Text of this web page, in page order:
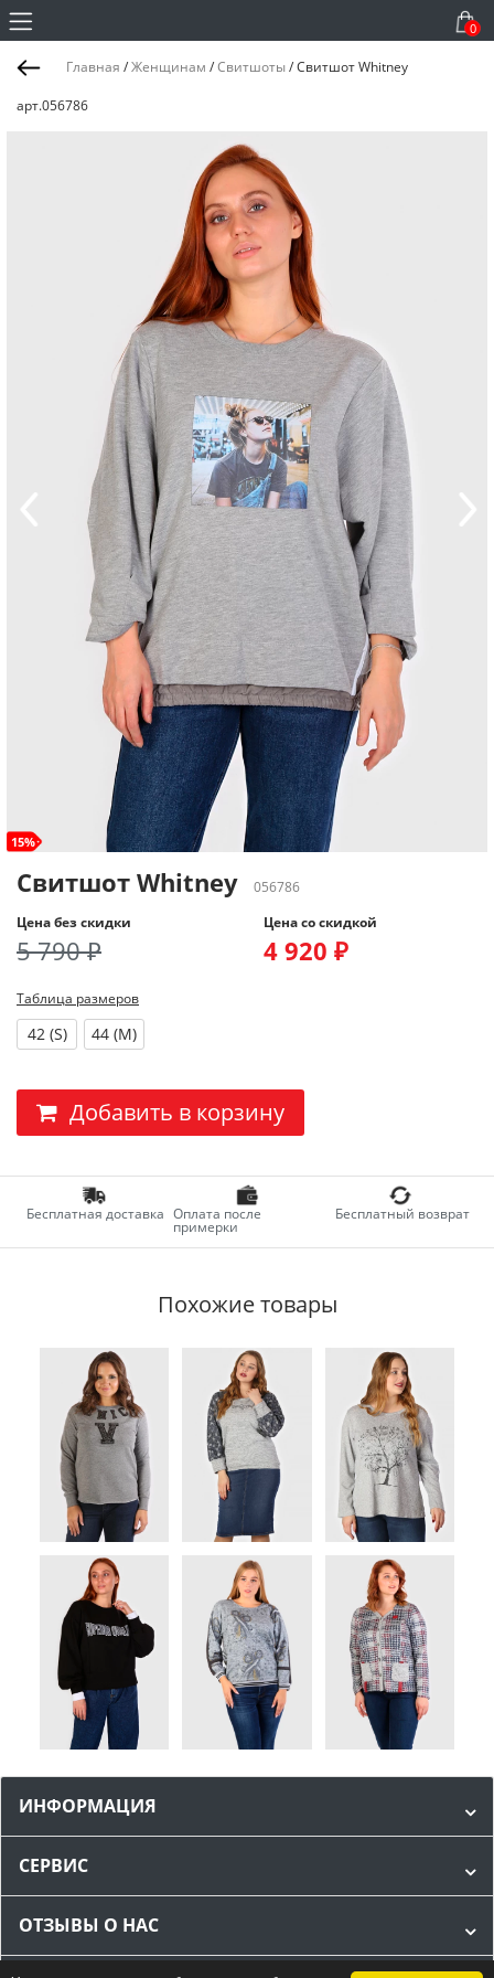
0
Главная /Женщинам /Свитшоты/Свитшот Whitney
арт.056786
15%
Свитшот Whitney
056786
Цена без скидки
5 790 ₽
Цена со скидкой
4 920 ₽
Таблица размеров
42 (S) 44 (M)
Добавить в корзину
Бесплатная доставка Оплата после
примерки
Бесплатный возврат
Похожие товары
ИНФОРМАЦИЯ
СЕРВИС
ОТЗЫВЫ О НАС